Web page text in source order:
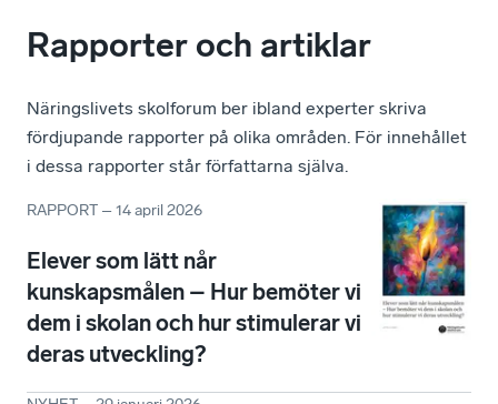
Rapporter och artiklar
Näringslivets skolforum ber ibland experter skriva
fördjupande rapporter på olika områden. För innehållet
i dessa rapporter står författarna själva.
RAPPORT –14 april 2026
Elever som lätt når
kunskapsmålen – Hur bemöter vi
dem i skolan och hur stimulerar vi
deras utveckling?